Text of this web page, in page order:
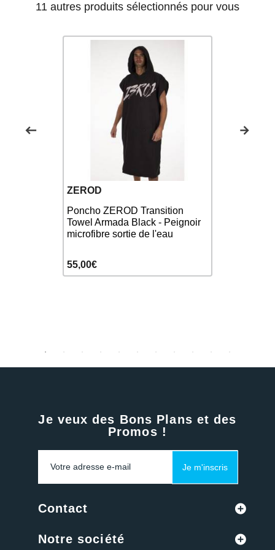
11 autres produits sélectionnés pour vous
ZEROD
Poncho ZEROD Transition
Towel Armada Black - Peignoir
microfibre sortie de l'eau
55,00€
Je veux des Bons Plans et des
Promos !
Je m'inscris
Contact
Notre société